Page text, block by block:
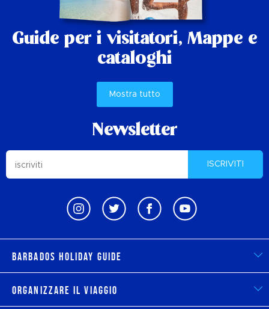
Guide per i visitatori, Mappe e
cataloghi
Mostra tutto
Newsletter
ISCRIVITI
Barbados Holiday Guide
Organizzare il viaggio